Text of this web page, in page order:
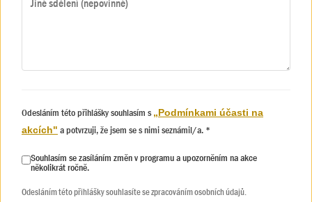
Odesláním této přihlášky souhlasím s„Podmínkami účasti na
akcích" a potvrzuji, že jsem se s nimi seznámil/a. *
Souhlasím se zasíláním změn v programu a upozorněním na akce
několikrát ročně.
Odesláním této přihlášky souhlasíte se zpracováním osobních údajů.